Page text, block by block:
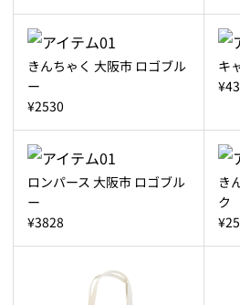
きんちゃく 大阪市 ロゴブル
ー
¥2530
キ
ロンパース 大阪市 ロゴブル
ー
¥3828
き
ク